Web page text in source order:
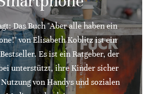
Das Buch "Aber alle haben ein
von Elisabeth Koblitz ist ein
Es ist ein Ratgeber, der
unterstützt, ihre Kinder sicher
von Handys und sozialen